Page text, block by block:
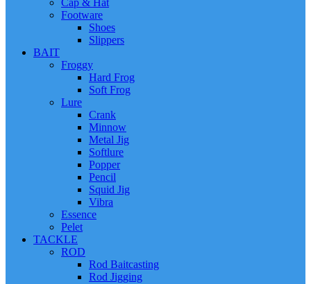
Footware
Shoes
Slippers
BAIT
Froggy
Hard Frog
Soft Frog
Lure
Crank
Minnow
Metal Jig
Softlure
Popper
Pencil
Squid Jig
Vibra
Essence
Pelet
TACKLE
ROD
Rod Baitcasting
Rod Jigging